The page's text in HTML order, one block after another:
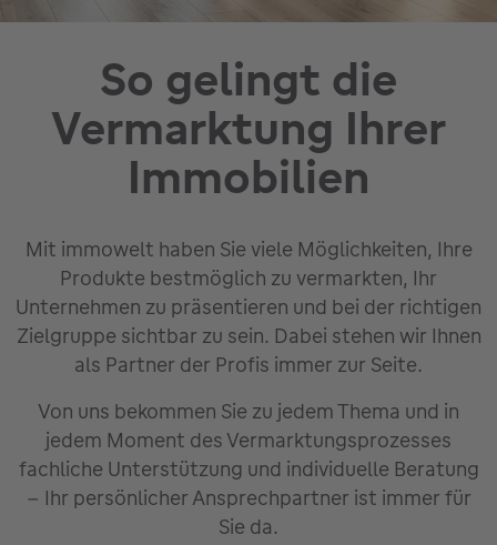
So gelingt die
Vermarktung Ihrer
Immobilien
Mit immowelt haben Sie viele Möglichkeiten, Ihre
Produkte bestmöglich zu vermarkten, Ihr
Unternehmen zu präsentieren und bei der richtigen
Zielgruppe sichtbar zu sein. Dabei stehen wir Ihnen
als Partner der Profis immer zur Seite.
Von uns bekommen Sie zu jedem Thema und in
jedem Moment des Vermarktungsprozesses
fachliche Unterstützung und individuelle Beratung
– Ihr persönlicher Ansprechpartner ist immer für
Sie da.